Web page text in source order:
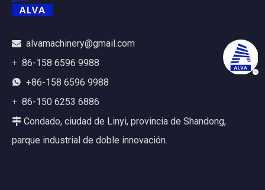
 alvamachinery@gmail.com
+ 86-158 6596 9988
 +86-158 6596 9988
+ 86-150 6253 6886
 Condado, ciudad de Linyi, provincia de Shandong,
parque industrial de doble innovación.